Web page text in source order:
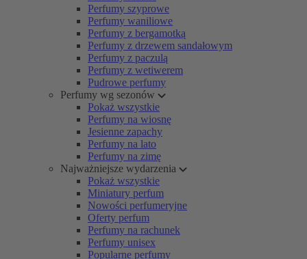
Perfumy szyprowe
Perfumy waniliowe
Perfumy z bergamotką
Perfumy z drzewem sandałowym
Perfumy z paczulą
Perfumy z wetiwerem
Pudrowe perfumy
Perfumy wg sezonów
Pokaż wszystkie
Perfumy na wiosnę
Jesienne zapachy
Perfumy na lato
Perfumy na zimę
Najważniejsze wydarzenia
Pokaż wszystkie
Miniatury perfum
Nowości perfumeryjne
Oferty perfum
Perfumy na rachunek
Perfumy unisex
Popularne perfumy